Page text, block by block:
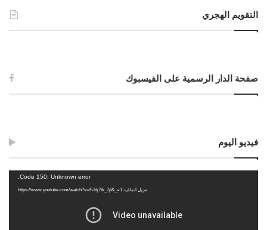
التقويم الهجري
صفحة الدار الرسمية على الفيسبوك
فيديو اليوم
Code 150: Unknown error.
تنزيل الملف: https://www.youtube.com/watch?v=FJdj7tk_7jI&_=1